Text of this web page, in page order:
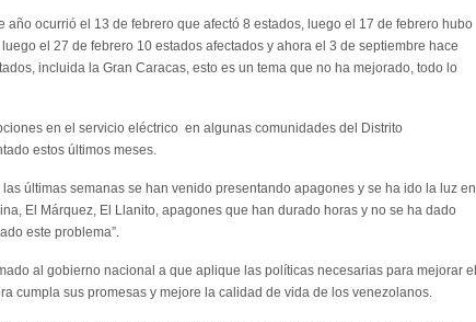
año ocurrió el 13 de febrero que afectó 8 estados, luego el 17 de febrero hubo
el 27 de febrero 10 estados afectados y ahora el 3 de septiembre hace
incluida la Gran Caracas, esto es un tema que no ha mejorado, todo lo
en el servicio eléctrico en algunas comunidades del Distrito
estos últimos meses.
últimas semanas se han venido presentando apagones y se ha ido la luz en
El Márquez, El Llanito, apagones que han durado horas y no se ha dado
este problema”.
al gobierno nacional a que aplique las políticas necesarias para mejorar el
cumpla sus promesas y mejore la calidad de vida de los venezolanos.